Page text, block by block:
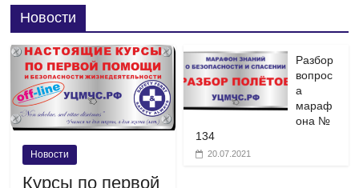
Новости
Новости
Курсы по первой
Разбор
вопрос
а
мараф
она №
134
20.07.2021